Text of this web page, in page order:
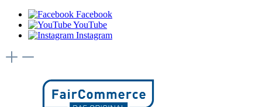
Facebook
YouTube
Instagram